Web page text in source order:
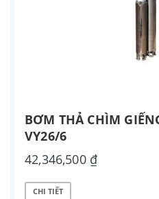
BƠM THẢ CHÌM
VY26/6
42,346,500 ₫
CHI TIẾT